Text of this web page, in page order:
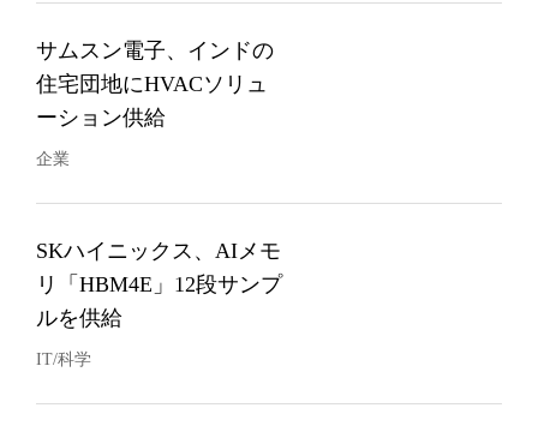
サムスン電子、インドの
住宅団地にHVACソリュ
ーション供給
企業
SKハイニックス、AIメモ
リ「HBM4E」12段サンプ
ルを供給
IT/科学